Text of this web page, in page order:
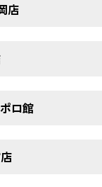
店
ロ館